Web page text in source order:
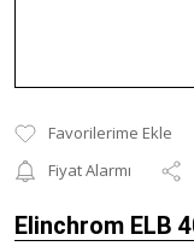
Fiyat Alarmı
Elinchrom ELB